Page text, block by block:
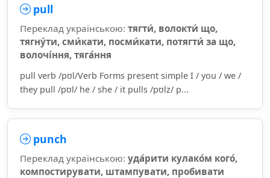
pull
Переклад українською: тягти́, волокти́ що,
тягну́ти, сми́кати, посми́кати, потягти́ за що,
волочі́ння, тяга́ння
pull verb /pʊl/Verb Forms present simple I / you / we /
they pull /pʊl/ he / she / it pulls /pʊlz/ p...
punch
Переклад українською: уда́рити кулако́м кого́,
компостирувати, штампувати, пробивати